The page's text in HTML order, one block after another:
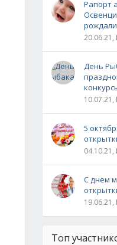
Рапорт
День
5
С днем
Топ